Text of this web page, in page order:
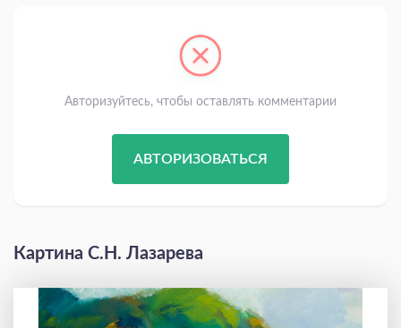
Авторизуйтесь, чтобы оставлять комментарии
АВТОРИЗОВАТЬСЯ
Картина С.Н. Лазарева